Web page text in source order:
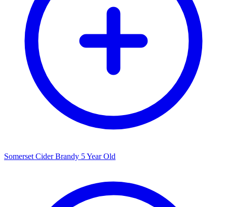
Somerset Cider Brandy 5 Year Old